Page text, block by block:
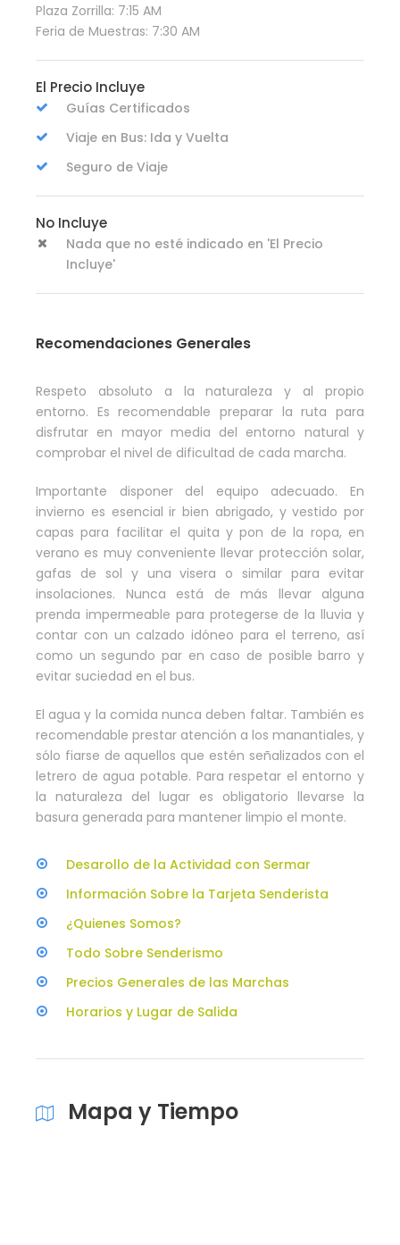
Plaza Zorrilla: 7:15 AM
Feria de Muestras: 7:30 AM
El Precio Incluye
Guías Certificados
Viaje en Bus: Ida y Vuelta
Seguro de Viaje
No Incluye
Nada que no esté indicado en 'El Precio
Incluye'
Recomendaciones Generales
Respeto absoluto a la naturaleza y al propio
entorno. Es recomendable preparar la ruta para
disfrutar en mayor media del entorno natural y
comprobar el nivel de dificultad de cada marcha.
Importante disponer del equipo adecuado. En
invierno es esencial ir bien abrigado, y vestido por
capas para facilitar el quita y pon de la ropa, en
verano es muy conveniente llevar protección solar,
gafas de sol y una visera o similar para evitar
insolaciones. Nunca está de más llevar alguna
prenda impermeable para protegerse de la lluvia y
contar con un calzado idóneo para el terreno, así
como un segundo par en caso de posible barro y
evitar suciedad en el bus.
El agua y la comida nunca deben faltar. También es
recomendable prestar atención a los manantiales, y
sólo fiarse de aquellos que estén señalizados con el
letrero de agua potable. Para respetar el entorno y
la naturaleza del lugar es obligatorio llevarse la
basura generada para mantener limpio el monte.
Desarollo de la Actividad con Sermar
Información Sobre la Tarjeta Senderista
¿Quienes Somos?
Todo Sobre Senderismo
Precios Generales de las Marchas
Horarios y Lugar de Salida
Mapa y Tiempo